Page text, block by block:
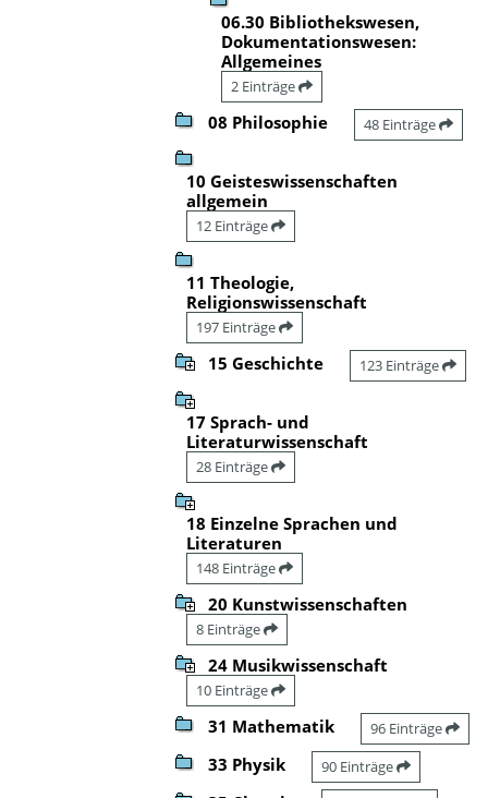
06.30 Bibliothekswesen,
Dokumentationswesen:
Allgemeines
2 Einträge
08 Philosophie 48 Einträge
10 Geisteswissenschaften
allgemein
12 Einträge
11 Theologie,
Religionswissenschaft
197 Einträge
15 Geschichte 123 Einträge
17 Sprach- und
Literaturwissenschaft
28 Einträge
18 Einzelne Sprachen und
Literaturen
148 Einträge
20 Kunstwissenschaften
8 Einträge
24 Musikwissenschaft
10 Einträge
31 Mathematik 96 Einträge
33 Physik 90 Einträge